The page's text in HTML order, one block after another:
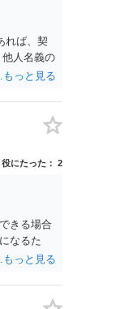
れば、契
人名義の
詐欺の
には返金
に、渡し
であるこ
がありま
警察署に
め、直接
役にたった 2
きる場合
なるた